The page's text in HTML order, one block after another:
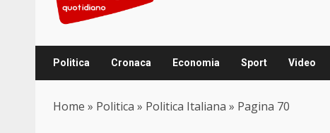
Politica Cronaca Economia Sport Video
Home » Politica » Politica Italiana » Pagina 70